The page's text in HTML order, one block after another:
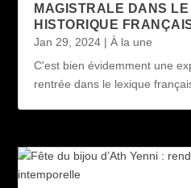
MAGISTRALE DANS
HISTORIQUE
Jan 29, 2024 |À la une
C'est bien évidemment une
rentrée dans le lexique